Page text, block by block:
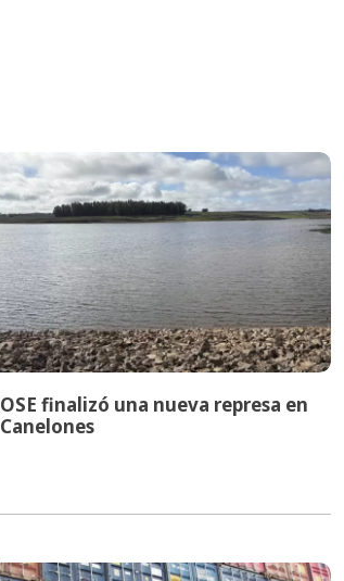
OSE finalizó una nueva represa en
Canelones